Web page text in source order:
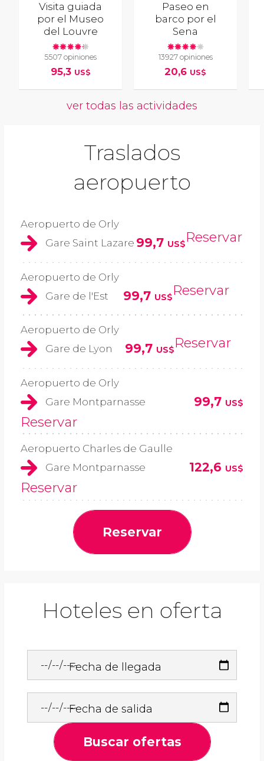
Visita guiada
por el Museo
del Louvre
5507 opiniones
95,3 US$
Paseo en
barco por el
Sena
13927 opiniones
20,6 US$
ver todas las actividades
Traslados
aeropuerto
Aeropuerto de Orly
Gare Saint Lazare 99,7 US$Reservar
Aeropuerto de Orly
Gare de l'Est
99,7 US$Reservar
Aeropuerto de Orly
Gare de Lyon
99,7 US$Reservar
Aeropuerto de Orly
Gare Montparnasse
99,7 US$
Reservar
Aeropuerto Charles de Gaulle
Gare Montparnasse
122,6 US$
Reservar
Reservar
Hoteles en oferta
Fecha de llegada
Fecha de salida
Buscar ofertas